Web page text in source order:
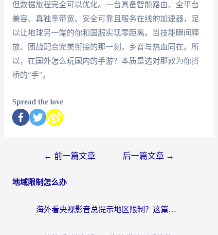
但数据旅程完全可以优化。一台具备智能路由、全平台
兼容、真独享带宽、安全可靠且服务在线的加速器，足
以让地球另一端的你和国服实现零距离。当技能瞬间释
放、团战配合完美衔接的那一刻，乡音与热血同在。所
以，在国外怎么玩国内的手游？本质是选对那双为你搭
桥的“手”。
Spread the love
← 前一篇文章 后一篇文章 →
地域限制怎么办
海外看央视影音总提示地区限制？这篇教你选对回国加速器，流畅追剧不踩坑